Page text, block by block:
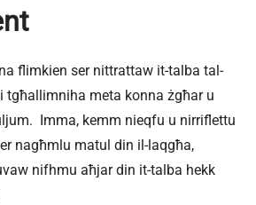
flimkien ser nittrattaw it-talba tal-
tgħallimniha meta konna żgħar u
Imma, kemm nieqfu u nirriflettu
nagħmlu matul din il-laqgħa,
nifhmu aħjar din it-talba hekk